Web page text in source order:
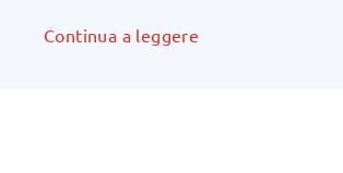
Continua a leggere